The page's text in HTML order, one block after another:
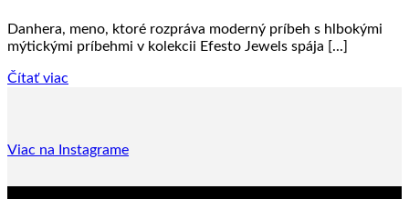
Danhera, meno, ktoré rozpráva moderný príbeh s hlbokými
mýtickými príbehmi v kolekcii Efesto Jewels spája [...]
Čítať viac
Viac na Instagrame